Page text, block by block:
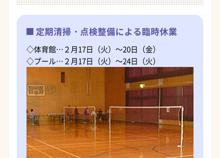
定期清掃・点検整備による臨時休業
◇体育館…２月17日（火）～20日（金）
◇プール…２月17日（火）～24日（火）